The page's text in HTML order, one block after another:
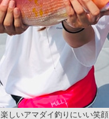
楽しいアマダイ釣りにいい笑顔